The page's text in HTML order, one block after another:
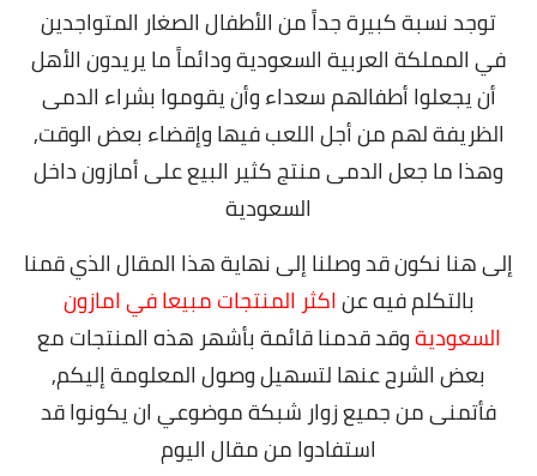
توجد نسبة كبيرة جداً من الأطفال الصغار المتواجدين
في المملكة العربية السعودية ودائماً ما يريدون الأهل
أن يجعلوا أطفالهم سعداء وأن يقوموا بشراء الدمى
الظريفة لهم من أجل اللعب فيها وإقضاء بعض الوقت,
وهذا ما جعل الدمى منتج كثير البيع على أمازون داخل
السعودية
إلى هنا نكون قد وصلنا إلى نهاية هذا المقال الذي قمنا
بالتكلم فيه عناكثر المنتجات مبيعا في امازون
السعوديةوقد قدمنا قائمة بأشهر هذه المنتجات مع
بعض الشرح عنها لتسهيل وصول المعلومة إليكم,
فأتمنى من جميع زوار شبكة موضوعي ان يكونوا قد
استفادوا من مقال اليوم